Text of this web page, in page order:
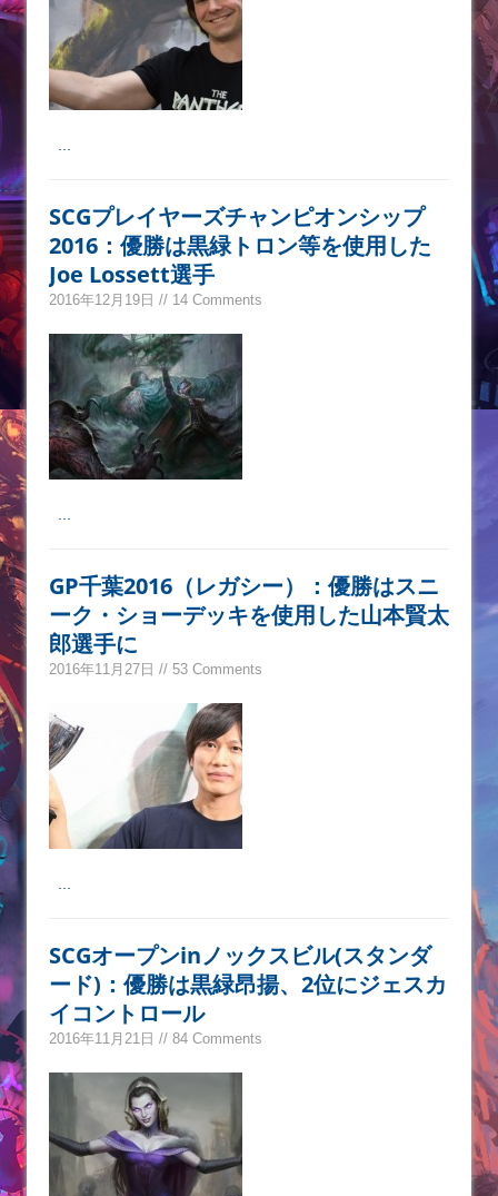
SCGプレイヤーズチャンピオンシップ
2016：優勝は黒緑トロン等を使用した
Joe Lossett選手
2016年12月19日 // 14 Comments
GP千葉2016（レガシー）：優勝はスニ
ーク・ショーデッキを使用した山本賢太
郎選手に
2016年11月27日 // 53 Comments
SCGオープンinノックスビル(スタンダ
ード)：優勝は黒緑昂揚、2位にジェスカ
イコントロール
2016年11月21日 // 84 Comments